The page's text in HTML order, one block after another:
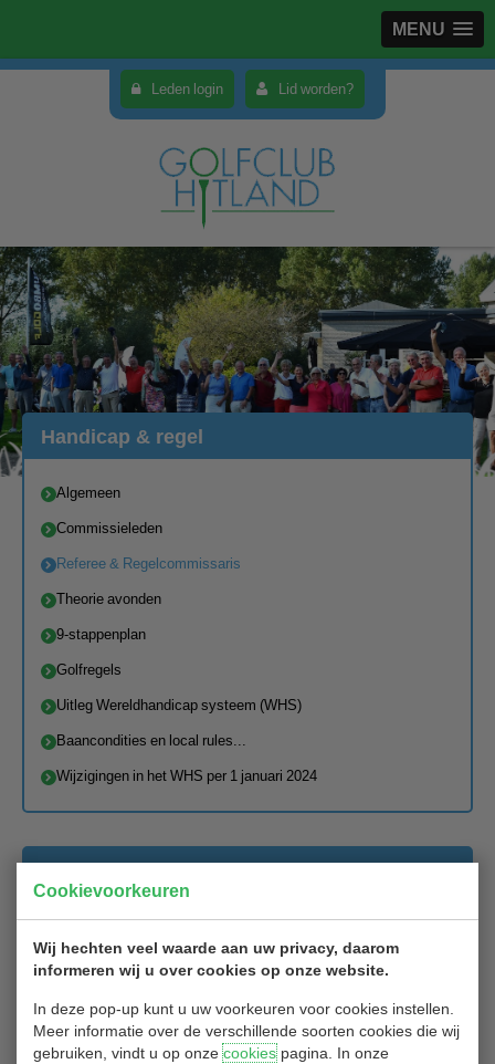
MENU
Cookievoorkeuren
Wij hechten veel waarde aan uw privacy, daarom
informeren wij u over cookies op onze website.
In deze pop-up kunt u uw voorkeuren voor cookies instellen.
Meer informatie over de verschillende soorten cookies die wij
gebruiken, vindt u op onzecookiespagina. In onze
Leden login Lid worden?
Handicap & regel
Algemeen
Commissieleden
Referee & Regelcommissaris
Theorie avonden
9-stappenplan
Golfregels
Uitleg Wereldhandicap systeem (WHS)
Baancondities en local rules...
Wijzigingen in het WHS per 1 januari 2024
Wachtwoord:
Referee & Regelcommissaris